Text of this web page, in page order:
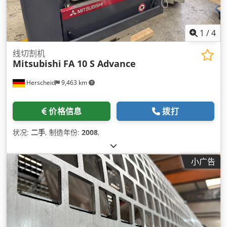
1 /4
Herscheid 9,463 km
线切割机
Mitsubishi FA 10 S Advance
价格信息 拨打
状况: 二手, 制造年份: 2008,
小广告